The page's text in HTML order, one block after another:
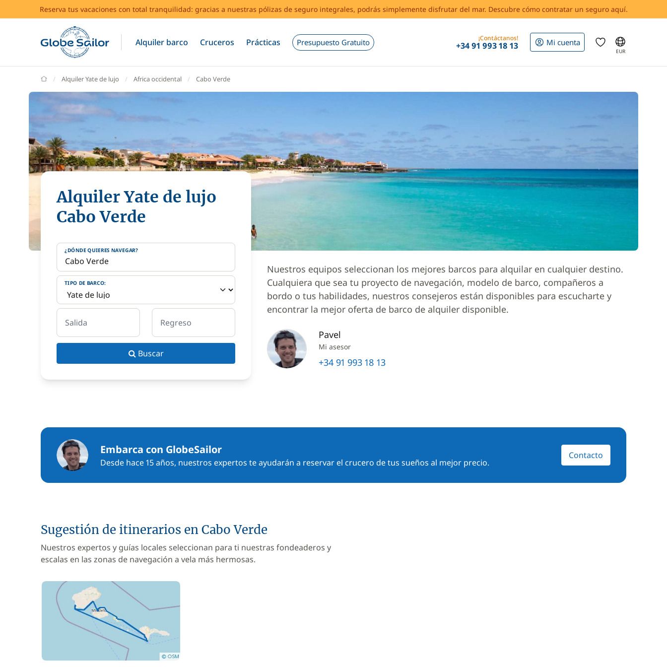
Reserva tus vacaciones con total tranquilidad: gracias a nuestras pólizas de seguro integrales, podrás simplemente disfrutar del mar. Descubre cómo contratar un seguro aquí.
Alquiler barco Cruceros Prácticas Presupuesto Gratuito ¡Contáctanos!
+34 91 993 18 13 Mi cuenta
EUR
GlobeSailor
Alquiler Yate de lujo Africa occidental Cabo Verde
Alquiler Yate de lujo
Cabo Verde
¿DÓNDE QUIERES NAVEGAR?
TIPO DE BARCO:
Salida Regreso
Buscar
Nuestros equipos seleccionan los mejores barcos para alquilar en cualquier destino.
Cualquiera que sea tu proyecto de navegación, modelo de barco, compañeros a
bordo o tus habilidades, nuestros consejeros están disponibles para escucharte y
encontrar la mejor oferta de barco de alquiler disponible.
Pavel
Mi asesor
+34 91 993 18 13
Embarca con GlobeSailor
Desde hace 15 años, nuestros expertos te ayudarán a reservar el crucero de tus sueños al mejor precio.
Contacto
Sugestión de itinerarios en Cabo Verde
Nuestros expertos y guías locales seleccionan para ti nuestras fondeaderos y
escalas en las zonas de navegación a vela más hermosas.